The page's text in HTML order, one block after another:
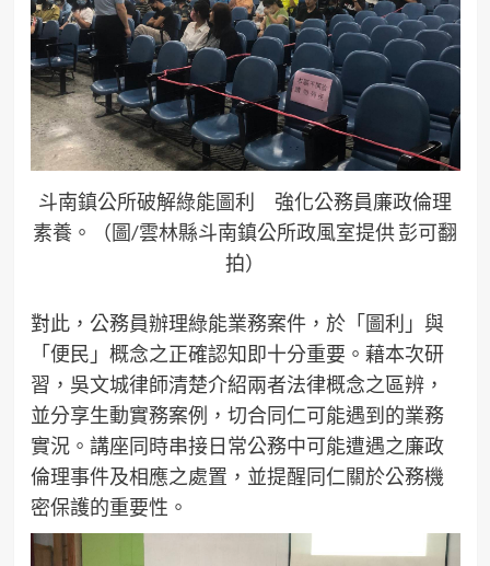
斗南鎮公所破解綠能圖利 強化公務員廉政倫理
素養。（圖/雲林縣斗南鎮公所政風室提供 彭可翻
拍）
對此，公務員辦理綠能業務案件，於「圖利」與
「便民」概念之正確認知即十分重要。藉本次研
習，吳文城律師清楚介紹兩者法律概念之區辨，
並分享生動實務案例，切合同仁可能遇到的業務
實況。講座同時串接日常公務中可能遭遇之廉政
倫理事件及相應之處置，並提醒同仁關於公務機
密保護的重要性。